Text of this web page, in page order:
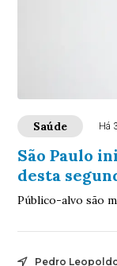
Saúde Há
São Paulo
desta
Público-alvo são
Pedro